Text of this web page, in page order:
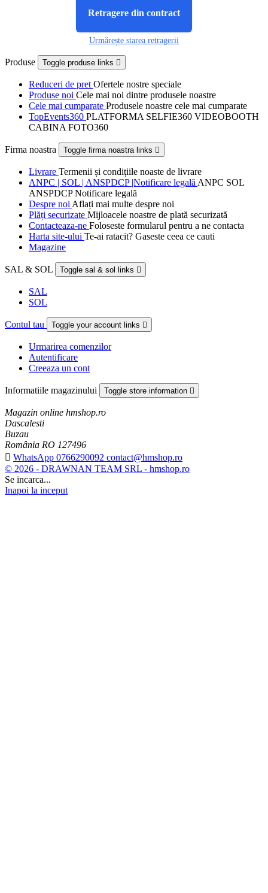
Retragere din contract
Urmărește starea retragerii
Produse Toggle produse links 
Reduceri de pretOfertele nostre speciale
Produse noi Cele mai noi dintre produsele noastre
Cele mai cumparate Produsele noastre cele mai cumparate
TopEvents360 PLATFORMA SELFIE360 VIDEOBOOTH
CABINA FOTO360
Firma noastra Toggle firma noastra links 
Livrare Termenii și condițiile noaste de livrare
ANPC | SOL | ANSPDCP |Notificare legalăANPC SOL
ANSPDCP Notificare legală
Despre noiAflați mai multe despre noi
Plăți securizate Mijloacele noastre de plată securizată
Contacteaza-ne Foloseste formularul pentru a ne contacta
Harta site-ului Te-ai ratacit? Gaseste ceea ce cauti
Magazine
SAL & SOL Toggle sal & sol links 
SAL
SOL
Contul tau Toggle your account links 
Urmarirea comenzilor
Autentificare
Creeaza un cont
Informatiile magazinului Toggle store information 
Magazin online hmshop.ro
Dascalesti
Buzau
România RO 127496
 WhatsApp 0766290092 contact@hmshop.ro
© 2026 - DRAWNAN TEAM SRL - hmshop.ro
Se incarca...
Inapoi la inceput